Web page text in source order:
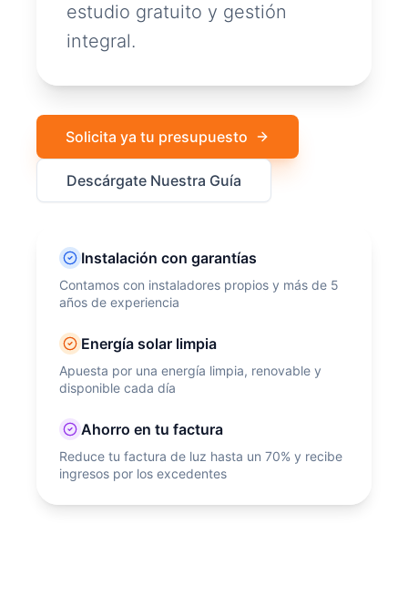
estudio gratuito y gestión
integral.
Solicita ya tu presupuesto
Descárgate Nuestra Guía
Instalación con garantías
Contamos con instaladores propios y más de 5
años de experiencia
Energía solar limpia
Apuesta por una energía limpia, renovable y
disponible cada día
Ahorro en tu factura
Reduce tu factura de luz hasta un 70% y recibe
ingresos por los excedentes